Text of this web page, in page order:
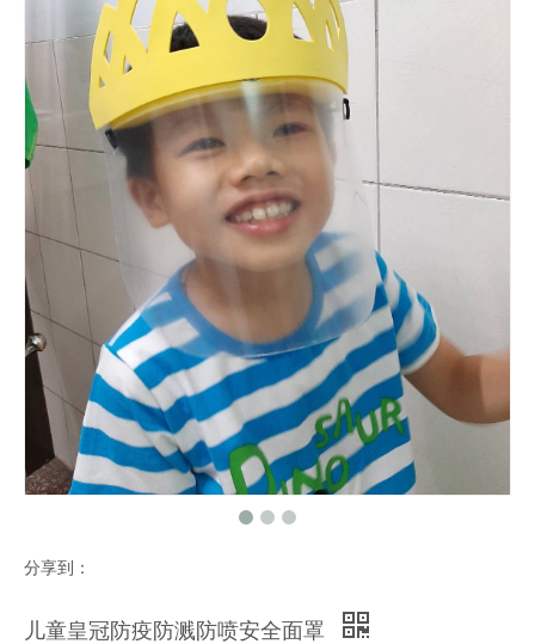
分享到：
儿童皇冠防疫防溅防喷安全面罩